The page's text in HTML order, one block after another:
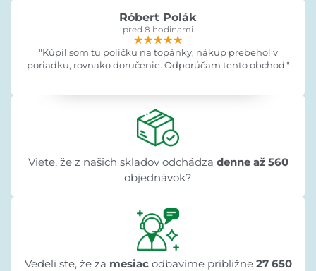
Róbert Polák
pred 8 hodinami
★★★★★
★★★★★
★★★★★
"Kúpil som tu poličku na topánky, nákup prebehol v
poriadku, rovnako doručenie. Odporúčam tento obchod."
Viete, že z našich skladov odchádza denne až 560
objednávok?
Vedeli ste, že za mesiac odbavíme približne27 650